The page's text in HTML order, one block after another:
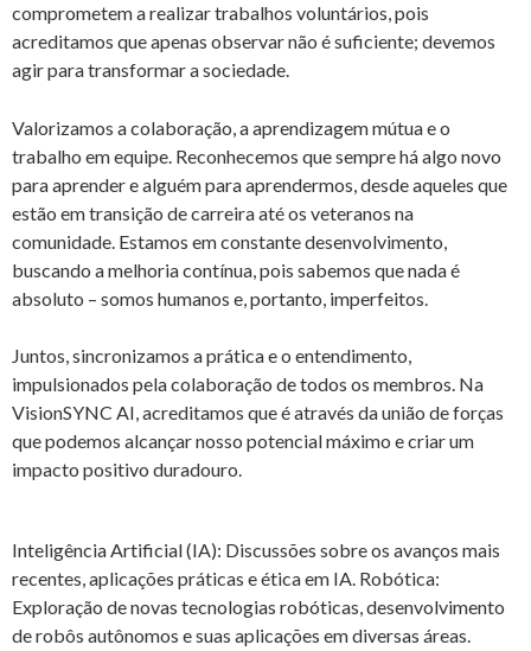
comprometem a realizar trabalhos voluntários, pois
acreditamos que apenas observar não é suficiente; devemos
agir para transformar a sociedade.
Valorizamos a colaboração, a aprendizagem mútua e o
trabalho em equipe. Reconhecemos que sempre há algo novo
para aprender e alguém para aprendermos, desde aqueles que
estão em transição de carreira até os veteranos na
comunidade. Estamos em constante desenvolvimento,
buscando a melhoria contínua, pois sabemos que nada é
absoluto – somos humanos e, portanto, imperfeitos.
Juntos, sincronizamos a prática e o entendimento,
impulsionados pela colaboração de todos os membros. Na
VisionSYNC AI, acreditamos que é através da união de forças
que podemos alcançar nosso potencial máximo e criar um
impacto positivo duradouro.
Inteligência Artificial (IA): Discussões sobre os avanços mais
recentes, aplicações práticas e ética em IA. Robótica:
Exploração de novas tecnologias robóticas, desenvolvimento
de robôs autônomos e suas aplicações em diversas áreas.